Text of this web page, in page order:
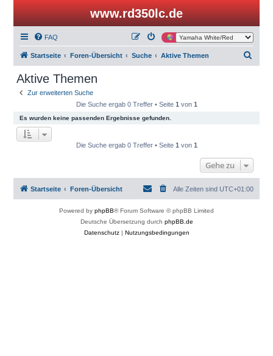
www.rd350lc.de
FAQ
Startseite Foren-Übersicht Suche Aktive Themen
Aktive Themen
Zur erweiterten Suche
Die Suche ergab 0 Treffer • Seite 1 von 1
Es wurden keine passenden Ergebnisse gefunden.
Die Suche ergab 0 Treffer • Seite 1 von 1
Gehe zu
Startseite Foren-Übersicht Alle Zeiten sind UTC+01:00
Powered by phpBB® Forum Software © phpBB Limited
Deutsche Übersetzung durch phpBB.de
Datenschutz| Nutzungsbedingungen